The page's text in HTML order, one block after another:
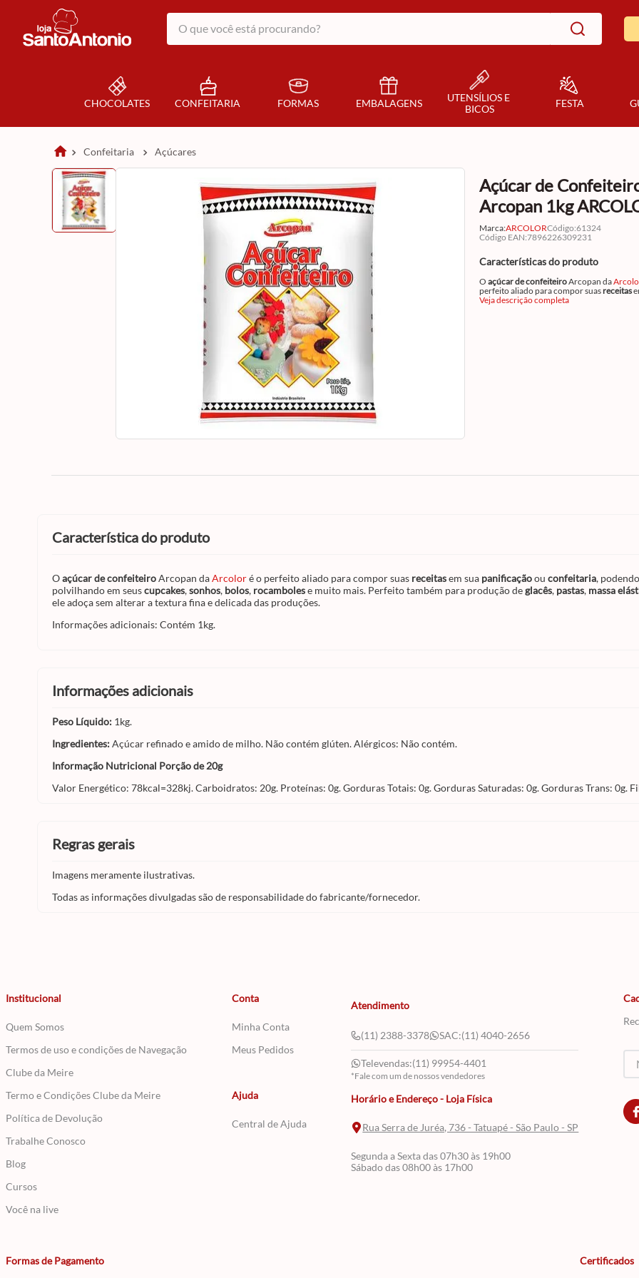
O que você está procurando?
CHOCOLATES CONFEITARIA FORMAS EMBALAGENS
UTENSÍLIOS E
BICOS
FESTA
confeitaria açúcares
Açúcar de
Arcopan 1kg
Marca:ARCOLORCódigo:61324
Código EAN:7896226309231
Características do produto
O açúcar de confeiteiroArcopan da
perfeito aliado para compor suasreceitas
panificaçãoouconfeitaria
Veja descrição completa
característica do produto
Oaçúcar de confeiteiroArcopan daArcoloré o perfeito aliado para compor suas receitasem sua panificaçãoou confeitaria,
polvilhando em seuscupcakes,sonhos, bolos, rocambolese muito mais. Perfeito também para produção deglacês, pastas, massa
ele adoça sem alterar a textura fina e delicada das produções.
Informações adicionais: Contém 1kg.
informações adicionais
Peso Líquido: 1kg.
Ingredientes:Açúcar refinado e amido de milho. Não contém glúten. Alérgicos: Não contém.
Informação Nutricional Porção de 20g
Valor Energético: 78kcal=328kj. Carboidratos: 20g. Proteínas: 0g. Gorduras Totais: 0g. Gorduras Saturadas: 0g. Gorduras Trans: 0g.
regras gerais
Imagens meramente ilustrativas.
Todas as informações divulgadas são de responsabilidade do fabricante/fornecedor.
Institucional
Quem Somos
Termos de uso e condições de Navegação
Clube da Meire
Termo e Condições Clube da Meire
Política de Devolução
Trabalhe Conosco
Blog
Cursos
Você na live
Conta
Minha Conta
Meus Pedidos
Ajuda
Central de Ajuda
Atendimento
(11) 2388-3378 SAC:(11) 4040-2656
Televendas:(11) 99954-4401
*Fale com um de nossos vendedores
Horário e Endereço - Loja Física
Rua Serra de Juréa, 736 - Tatuapé - São Paulo - SP
Segunda a Sexta das 07h30 às 19h00
Sábado das 08h00 às 17h00
Formas de Pagamento Certificados